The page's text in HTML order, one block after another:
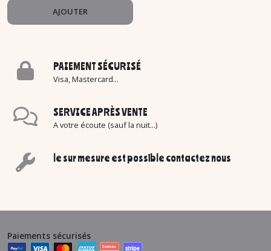
AJOUTER
PAIEMENT SÉCURISÉ
Visa, Mastercard...
SERVICE APRÈS VENTE
A votre écoute (sauf la nuit...)
le sur mesure est possible contactez nous
Paiements sécurisés